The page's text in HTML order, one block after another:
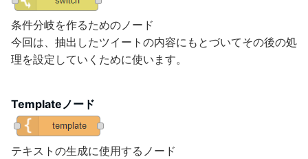
条件分岐を作るためのノード
今回は、抽出したツイートの内容にもとづいてその後の処
理を設定していくために使います。
Templateノード
テキストの生成に使用するノード